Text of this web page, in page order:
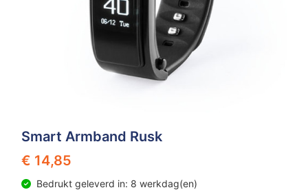
Smart Armband Rusk
€ 14,85
Bedrukt geleverd in: 8 werkdag(en)